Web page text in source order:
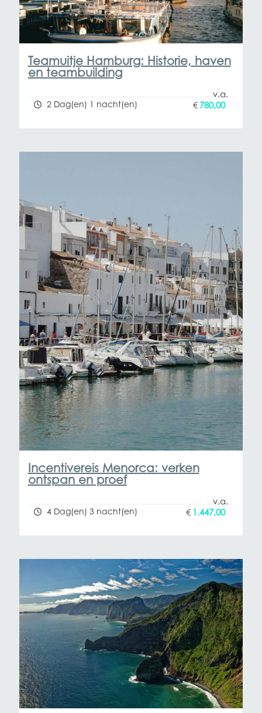
Teamuitje Hamburg: Historie, haven
en teambuilding
€ 780,00
2 Dag(en) 1 nacht(en)
Incentivereis Menorca: verken
ontspan en proef
€ 1.447,00
4 Dag(en) 3 nacht(en)